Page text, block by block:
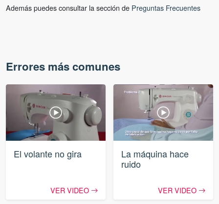
Además puedes consultar la sección de Preguntas Frecuentes
Errores más comunes
El volante no gira
VER VIDEO
La máquina hace
ruido
VER VIDEO